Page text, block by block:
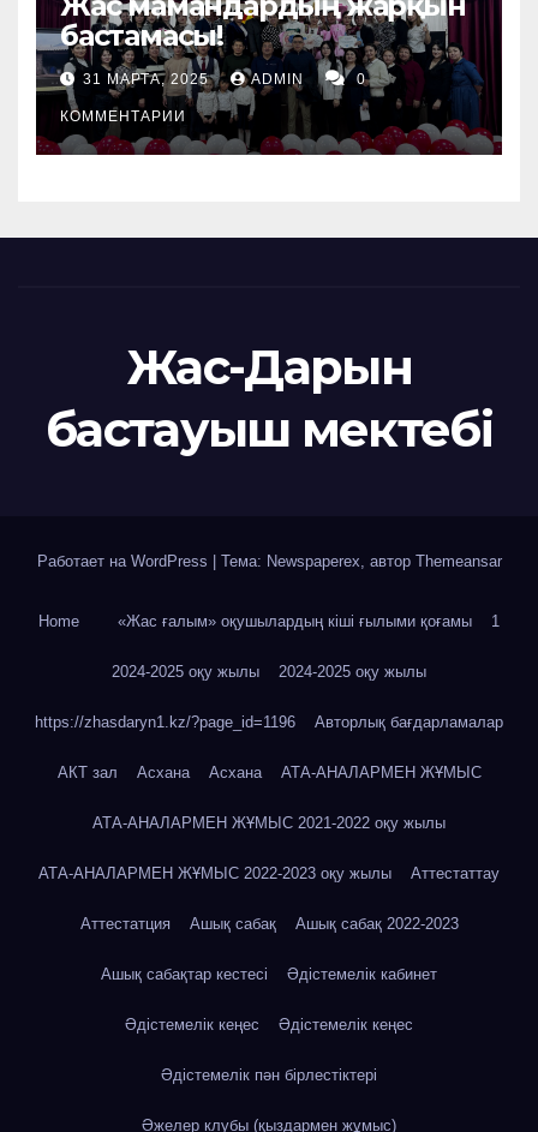
бастамасы!
31 МАРТА, 2025 ADMIN 0
КОММЕНТАРИИ
Жас-Дарын
бастауыш мектебі
Работает на WordPress Тема: Newspaperex, автор Themeansar
Home «Жас ғалым» оқушылардың кіші ғылыми қоғамы 1
2024-2025 оқу жылы 2024-2025 оқу жылы
https://zhasdaryn1.kz/?page_id=1196 Авторлық бағдарламалар
АКТ зал Асхана Асхана АТА-АНАЛАРМЕН ЖҰМЫС
АТА-АНАЛАРМЕН ЖҰМЫС 2021-2022 оқу жылы
АТА-АНАЛАРМЕН ЖҰМЫС 2022-2023 оқу жылы Аттестаттау
Аттестатция Ашық сабақ Ашық сабақ 2022-2023
Ашық сабақтар кестесі Әдістемелік кабинет
Әдістемелік кеңес Әдістемелік кеңес
Әдістемелік пән бірлестіктері
Әжелер клубы (қыздармен жұмыс)